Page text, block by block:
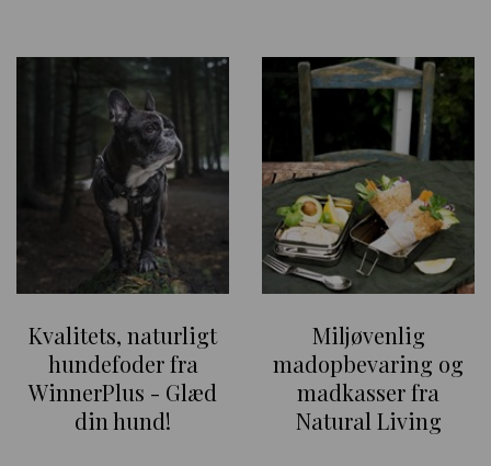
Kvalitets, naturligt
hundefoder fra
WinnerPlus - Glæd
din hund!
Miljøvenlig
madopbevaring og
madkasser fra
Natural Living